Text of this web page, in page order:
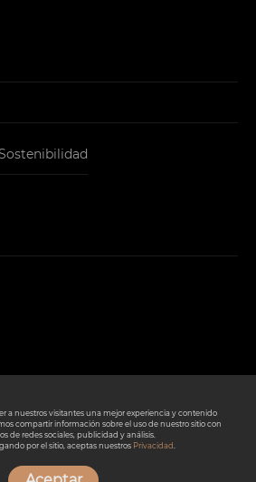
a nuestros visitantes una mejor experiencia y contenido
compartir información sobre el uso de nuestro sitio con
de redes sociales, publicidad y análisis.
por el sitio, aceptas nuestros Privacidad.